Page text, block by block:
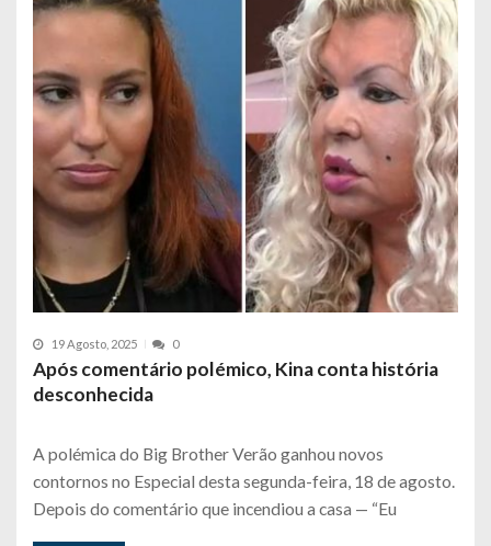
19 Agosto, 2025 0
Após comentário polémico, Kina conta história
desconhecida
A polémica do Big Brother Verão ganhou novos
contornos no Especial desta segunda-feira, 18 de agosto.
Depois do comentário que incendiou a casa — “Eu